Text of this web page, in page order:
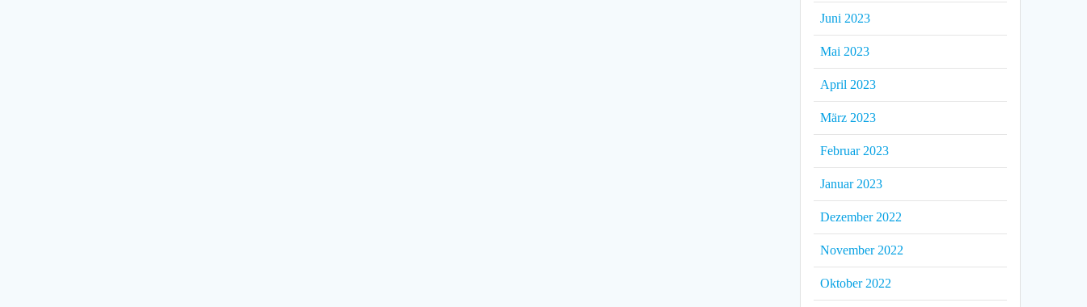
Juni 2023
Mai 2023
April 2023
März 2023
Februar 2023
Januar 2023
Dezember 2022
November 2022
Oktober 2022